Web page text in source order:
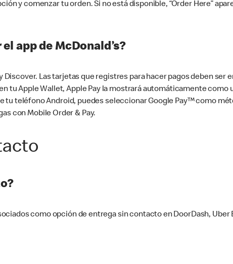
y comenzar tu orden. Si no está disponible, “Order Here”
app de McDonald’s?
Las tarjetas que registres para hacer pagos deben ser
tu Apple Wallet, Apple Pay la mostrará automáticamente como
tu teléfono Android, puedes seleccionar Google Pay™ como
con Mobile Order & Pay.
como opción de entrega sin contacto en DoorDash, Uber